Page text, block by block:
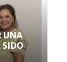
UNA
SIDO